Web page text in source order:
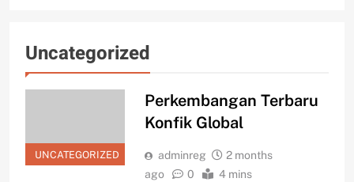
Uncategorized
UNCATEGORIZED
Perkembangan Terbaru
Konfik Global
adminreg
2 months
ago
0 4 mins